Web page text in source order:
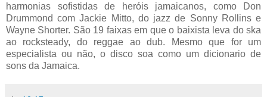
harmonias sofistidas de heróis jamaicanos, como Don
Drummond com Jackie Mitto, do jazz de Sonny Rollins e
Wayne Shorter. São 19 faixas em que o baixista leva do ska
ao rocksteady, do reggae ao dub. Mesmo que for um
especialista ou não, o disco soa como um dicionario de
sons da Jamaica.